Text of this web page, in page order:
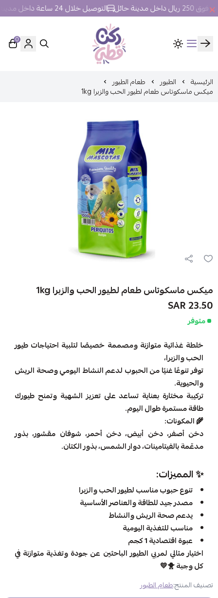
مدينة حائل التوصيل خلال 24 ساعة داخل مدينة حائل.
ركن قطي
0
الرئيسية الطيور طعام الطيور
ميكس ماسكوتاس طعام لطيور الحب والزبرا 1kg
ميكس ماسكوتاس طعام لطيور الحب والزبرا 1kg
23.50 SAR
متوفر
خلطة غذائية متوازنة ومصممة خصيصًا لتلبية احتياجات طيور
الحب والزبرا،
توفر تنوعًا غنيًا من الحبوب لدعم النشاط اليومي وصحة الريش
والحيوية.
تركيبة مختارة بعناية تساعد على تعزيز الشهية وتمنح طيورك
طاقة مستمرة طوال اليوم.
🌾 المكونات:
دخن أصفر، دخن أبيض، دخن أحمر، شوفان مقشور، بذور
مدعّمة بالفيتامينات، دوار الشمس، بذور الكتان.
✨ المميزات:
تنوع حبوب مناسب لطيور الحب والزبرا
مصدر جيد للطاقة والعناصر الأساسية
يدعم صحة الريش والنشاط
مناسب للتغذية اليومية
عبوة اقتصادية 1 كجم
اختيار مثالي لمربي الطيور الباحثين عن جودة وتغذية متوازنة في
كل وجبة 🐥💛
تصنيف المنتج:طعام الطيور